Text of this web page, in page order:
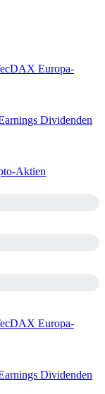
Europa-
Dividenden
Aktien
Europa-
Dividenden